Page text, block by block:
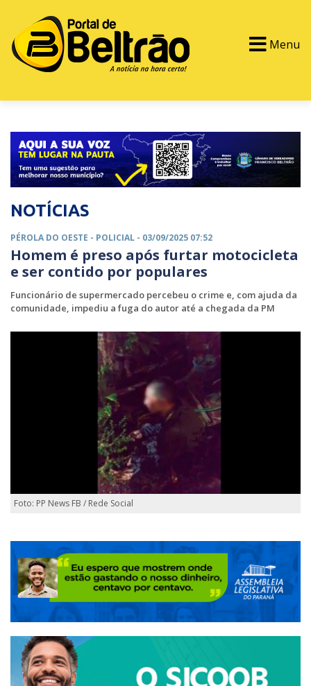
Menu
NOTÍCIAS
PÉROLA DO OESTE - POLICIAL - 03/09/2025 07:52
Homem é preso após furtar motocicleta
e ser contido por populares
Funcionário de supermercado percebeu o crime e, com ajuda da
comunidade, impediu a fuga do autor até a chegada da PM
Foto: PP News FB / Rede Social